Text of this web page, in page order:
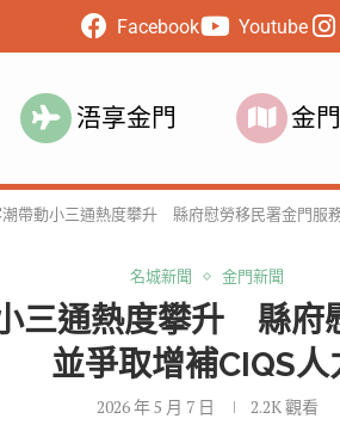
Facebook Youtube
浯享金門 金
帶動小三通熱度攀升 縣府慰勞移民署金門服
名城新聞 金門新聞
三通熱度攀升 縣府
並爭取增補CIQS人
2026 年 5 月 7 日 2.2K觀看